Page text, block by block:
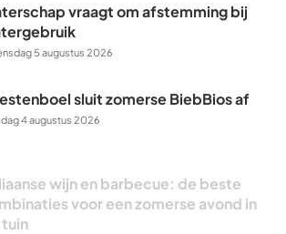
vraagt om afstemming bij
5 augustus 2026
sluit zomerse BiebBios af
4 augustus 2026
wijn en barbecue: de beste
voor een zomerse avond in